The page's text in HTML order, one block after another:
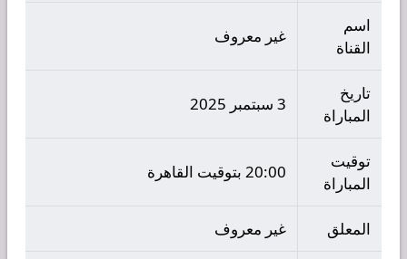
اسم
القناة
غير معروف
تاريخ
المباراة
3 سبتمبر 2025
توقيت
المباراة
20:00 بتوقيت القاهرة
المعلق غير معروف